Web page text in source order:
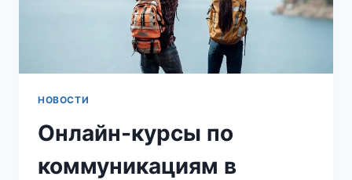
НОВОСТИ
Онлайн-курсы по
коммуникациям в